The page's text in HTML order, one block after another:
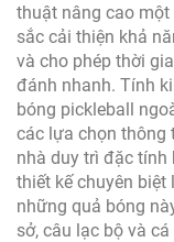
thuật nâng cao
sắc cải thiện khả
và cho phép thời
đánh nhanh. Tính
bóng pickleball
các lựa chọn thông
nhà duy trì đặc tính
thiết kế chuyên
những quả bóng
sở, câu lạc bộ và